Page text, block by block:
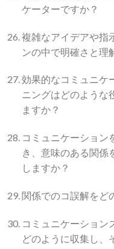
ケーターですか？
複雑なアイデアや指
ンの中で明確さと理
効果的なコミュニケ
ニングはどのような
ますか？
コミュニケーション
き、意味のある関係
しますか？
関係でのコ誤解をど
コミュニケーション
どのように収集し、